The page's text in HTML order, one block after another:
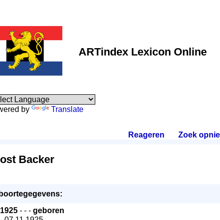
ARTindex Lexicon Online
by Translate
Reageren Zoek
Backer
1925 - - - geboren